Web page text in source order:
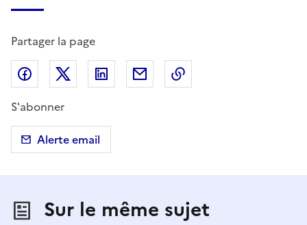
Partager la page
Partager sur Facebook
Partager sur X (anciennement Twitter)
Partager sur LinkedIn
Partager par email
S'abonner
Alerte email
Sur le même sujet